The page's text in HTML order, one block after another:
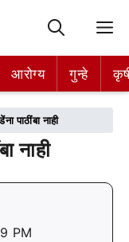
आरोग्य गुन्हे
आरोग्य गुन्हे
पाठींबा नाही
नाही
PM